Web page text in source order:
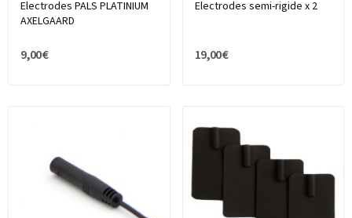
Electrodes PALS PLATINIUM
AXELGAARD
9,00 €
Electrodes semi-rigide x 2
19,00 €